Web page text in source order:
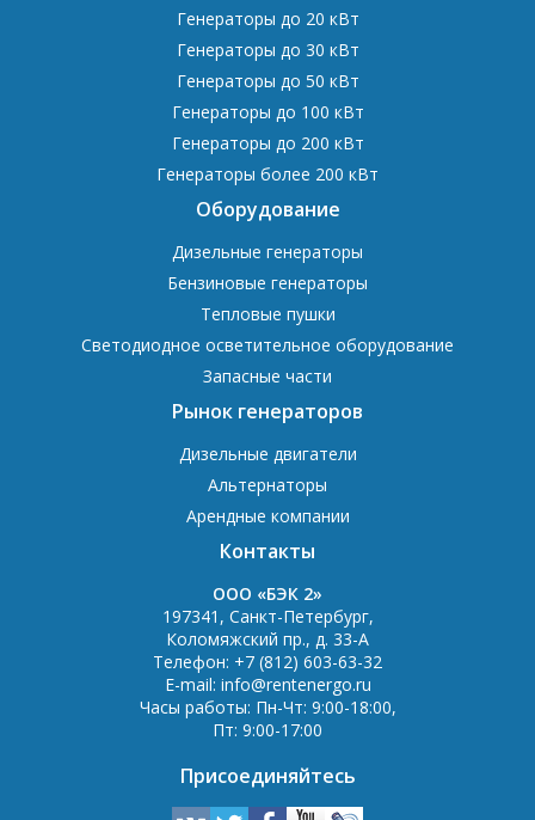
Генераторы до 20 кВт
Генераторы до 30 кВт
Генераторы до 50 кВт
Генераторы до 100 кВт
Генераторы до 200 кВт
Генераторы более 200 кВт
Оборудование
Дизельные генераторы
Бензиновые генераторы
Тепловые пушки
Светодиодное осветительное оборудование
Запасные части
Рынок генераторов
Дизельные двигатели
Альтернаторы
Арендные компании
Контакты
OOO «БЭК 2»
197341 , Санкт-Петербург,
Коломяжский пр., д. 33-А
Телефон: +7 (812) 603-63-32
E-mail: info@rentenergo.ru
Часы работы: Пн-Чт: 9:00-18:00,
Пт: 9:00-17:00
Присоединяйтесь